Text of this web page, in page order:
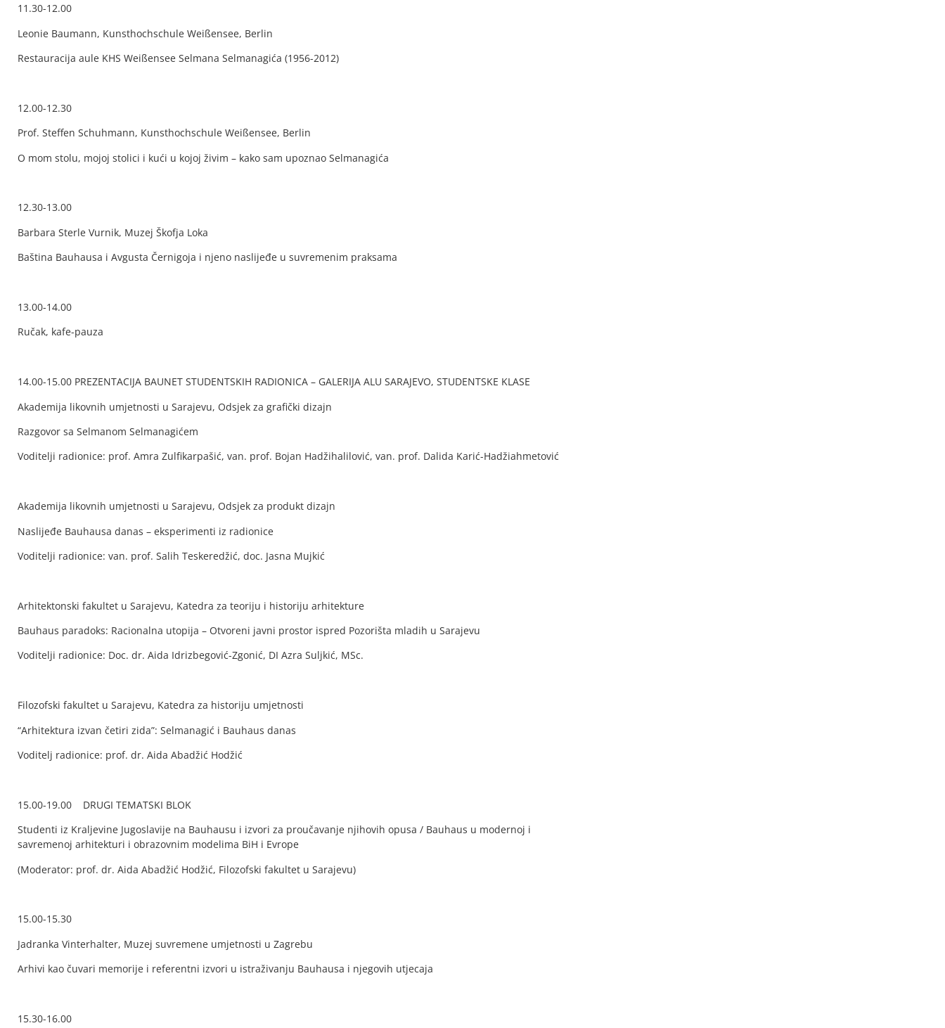
11.30-12.00
Leonie Baumann, Kunsthochschule Weißensee, Berlin
Restauracija aule KHS Weißensee Selmana Selmanagića (1956-2012)
12.00-12.30
Prof. Steffen Schuhmann, Kunsthochschule Weißensee, Berlin
O mom stolu, mojoj stolici i kući u kojoj živim – kako sam upoznao Selmanagića
12.30-13.00
Barbara Sterle Vurnik, Muzej Škofja Loka
Baština Bauhausa i Avgusta Černigoja i njeno naslijeđe u suvremenim praksama
13.00-14.00
Ručak, kafe-pauza
14.00-15.00 PREZENTACIJA BAUNET STUDENTSKIH RADIONICA – GALERIJA ALU SARAJEVO, STUDENTSKE KLASE
Akademija likovnih umjetnosti u Sarajevu, Odsjek za grafički dizajn
Razgovor sa Selmanom Selmanagićem
Voditelji radionice: prof. Amra Zulfikarpašić, van. prof. Bojan Hadžihalilović, van. prof. Dalida Karić-Hadžiahmetović
Akademija likovnih umjetnosti u Sarajevu, Odsjek za produkt dizajn
Naslijeđe Bauhausa danas – eksperimenti iz radionice
Voditelji radionice: van. prof. Salih Teskeredžić, doc. Jasna Mujkić
Arhitektonski fakultet u Sarajevu, Katedra za teoriju i historiju arhitekture
Bauhaus paradoks: Racionalna utopija – Otvoreni javni prostor ispred Pozorišta mladih u Sarajevu
Voditelji radionice: Doc. dr. Aida Idrizbegović-Zgonić, DI Azra Suljkić, MSc.
Filozofski fakultet u Sarajevu, Katedra za historiju umjetnosti
“Arhitektura izvan četiri zida”: Selmanagić i Bauhaus danas
Voditelj radionice: prof. dr. Aida Abadžić Hodžić
15.00-19.00 DRUGI TEMATSKI BLOK
Studenti iz Kraljevine Jugoslavije na Bauhausu i izvori za proučavanje njihovih opusa / Bauhaus u modernoj i
savremenoj arhitekturi i obrazovnim modelima BiH i Evrope
(Moderator: prof. dr. Aida Abadžić Hodžić, Filozofski fakultet u Sarajevu)
15.00-15.30
Jadranka Vinterhalter, Muzej suvremene umjetnosti u Zagrebu
Arhivi kao čuvari memorije i referentni izvori u istraživanju Bauhausa i njegovih utjecaja
15.30-16.00